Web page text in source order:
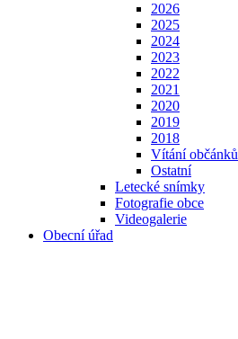
2026
2025
2024
2023
2022
2021
2020
2019
2018
Vítání občánků
Ostatní
Letecké snímky
Fotografie obce
Videogalerie
Obecní úřad